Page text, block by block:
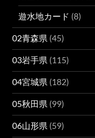
遊水地カード (8)
02青森県 (45)
03岩手県 (115)
04宮城県 (182)
05秋田県 (99)
06山形県 (59)